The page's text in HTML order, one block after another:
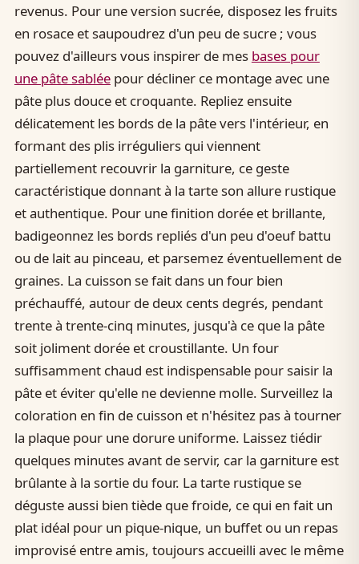
revenus. Pour une version sucrée, disposez les fruits
en rosace et saupoudrez d'un peu de sucre ; vous
pouvez d'ailleurs vous inspirer de mes bases pour
une pâte sabléepour décliner ce montage avec une
pâte plus douce et croquante. Repliez ensuite
délicatement les bords de la pâte vers l'intérieur, en
formant des plis irréguliers qui viennent
partiellement recouvrir la garniture, ce geste
caractéristique donnant à la tarte son allure rustique
et authentique. Pour une finition dorée et brillante,
badigeonnez les bords repliés d'un peu d'oeuf battu
ou de lait au pinceau, et parsemez éventuellement de
graines. La cuisson se fait dans un four bien
préchauffé, autour de deux cents degrés, pendant
trente à trente-cinq minutes, jusqu'à ce que la pâte
soit joliment dorée et croustillante. Un four
suffisamment chaud est indispensable pour saisir la
pâte et éviter qu'elle ne devienne molle. Surveillez la
coloration en fin de cuisson et n'hésitez pas à tourner
la plaque pour une dorure uniforme. Laissez tiédir
quelques minutes avant de servir, car la garniture est
brûlante à la sortie du four. La tarte rustique se
déguste aussi bien tiède que froide, ce qui en fait un
plat idéal pour un pique-nique, un buffet ou un repas
improvisé entre amis, toujours accueilli avec le même